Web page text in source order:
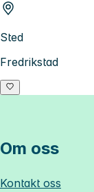
Sted
Fredrikstad
Om oss
Kontakt oss